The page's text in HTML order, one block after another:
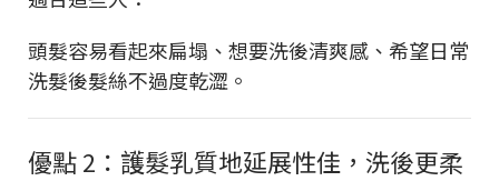
頭髮容易看起來扁塌、想要洗後清爽感、希望日常
洗髮後髮絲不過度乾澀。
優點 2：護髮乳質地延展性佳，洗後更柔